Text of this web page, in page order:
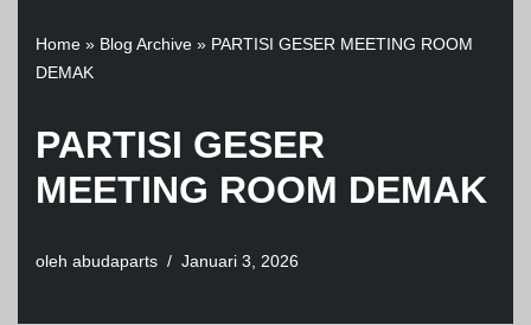
Home » Blog Archive » PARTISI GESER MEETING ROOM
DEMAK
PARTISI GESER
MEETING ROOM DEMAK
oleh abudaparts Januari 3, 2026